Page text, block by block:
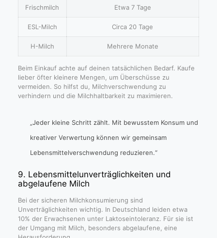
Frischmilch Etwa 7 Tage
ESL-Milch Circa 20 Tage
H-Milch Mehrere Monate
Beim Einkauf achte auf deinen tatsächlichen Bedarf. Kaufe
lieber öfter kleinere Mengen, um Überschüsse zu
vermeiden. So hilfst du, Milchverschwendung zu
verhindern und die Milchhaltbarkeit zu maximieren.
„Jeder kleine Schritt zählt. Mit bewusstem Konsum und
kreativer Verwertung können wir gemeinsam
Lebensmittelverschwendung reduzieren.“
9. Lebensmittelunverträglichkeiten und
abgelaufene Milch
Bei der sicheren Milchkonsumierung sind
Unverträglichkeiten wichtig. In Deutschland leiden etwa
10% der Erwachsenen unter Laktoseintoleranz. Für sie ist
der Umgang mit Milch, besonders abgelaufene, eine